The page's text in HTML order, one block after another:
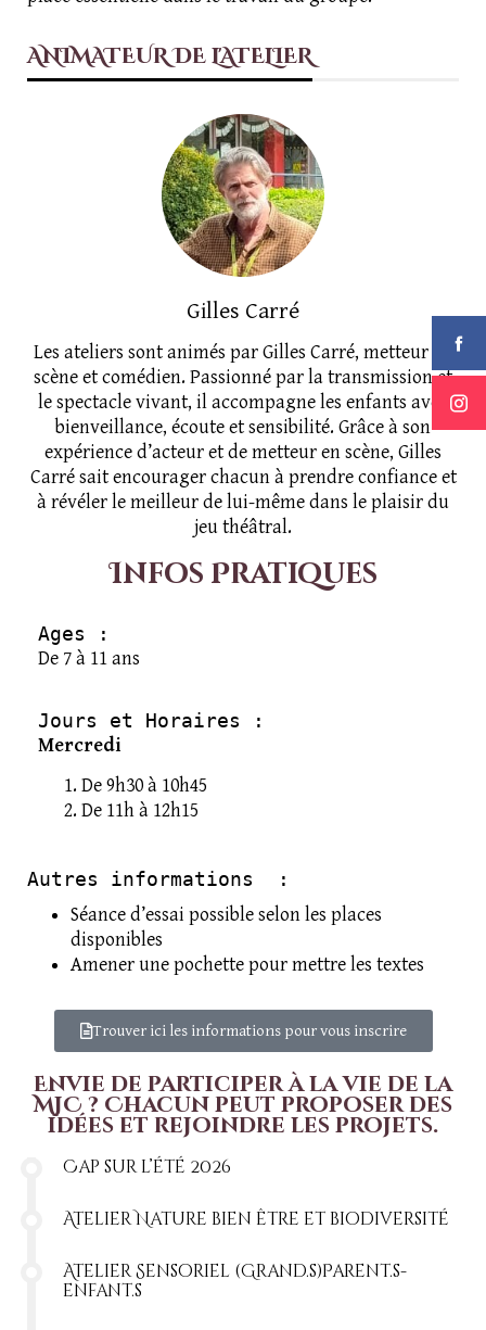
ANIMATEUR DE L'ATELIER
Gilles Carré
Les ateliers sont animés par Gilles Carré, metteur en
scène et comédien. Passionné par la transmission et
le spectacle vivant, il accompagne les enfants avec
bienveillance, écoute et sensibilité. Grâce à son
expérience d’acteur et de metteur en scène, Gilles
Carré sait encourager chacun à prendre confiance et
à révéler le meilleur de lui-même dans le plaisir du
jeu théâtral.
Infos Pratiques
Ages :
De 7 à 11 ans
Jours et Horaires :
Mercredi
De 9h30 à 10h45
De 11h à 12h15
Autres informations  :
Séance d’essai possible selon les places
disponibles
Amener une pochette pour mettre les textes
Trouver ici les informations pour vous inscrire
Envie de participer à la vie de la
MJC ? Chacun peut proposer des
idées et rejoindre les projets.
Cap sur l’été 2026
Atelier Nature bien être et biodiversité
Atelier Sensoriel (Grand.s)Parent.s-
enfant.s